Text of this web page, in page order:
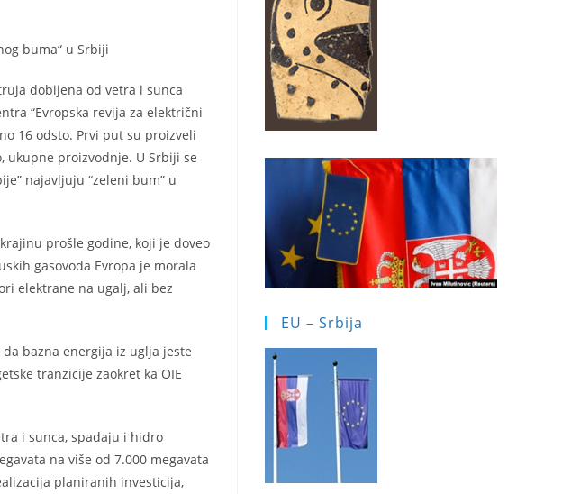
buma“ u Srbiji
dobijena od vetra i sunca
“Evropska revija za električni
16 odsto. Prvi put su proizveli
ukupne proizvodnje. U Srbiji se
najavljuju “zeleni bum” u
prošle godine, koji je doveo
gasovoda Evropa je morala
elektrane na ugalj, ali bez
bazna energija iz uglja jeste
tranzicije zaokret ka OIE
i sunca, spadaju i hidro
na više od 7.000 megavata
planiranih investicija,
EU – Srbija